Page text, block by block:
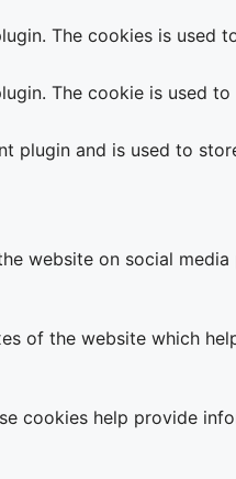
The cookies is
The cookie is used
plugin and is used to
website on social
of the website which
cookies help provide